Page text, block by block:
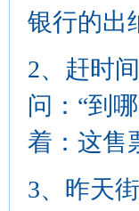
银行的出
2、赶时
问：“到
着：这售
3、昨天